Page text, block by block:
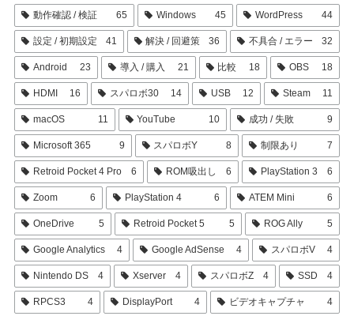
動作確認 / 検証 65 Windows 45 WordPress 44
設定 / 初期設定 41 解決 / 回避策 36 不具合 / エラー 32
Android 23 導入 / 購入 21 比較 18 OBS 18
HDMI 16 スパロボ30 14 USB 12 Steam 11
macOS 11 YouTube 10 成功 / 失敗 9
Microsoft 365 9 スパロボY 8 制限あり 7
Retroid Pocket 4 Pro 6 ROM吸出し 6 PlayStation 3 6
Zoom 6 PlayStation 4 6 ATEM Mini 6
OneDrive 5 Retroid Pocket 5 5 ROG Ally 5
Google Analytics 4 Google AdSense 4 スパロボV 4
Nintendo DS 4 Xserver 4 スパロボZ 4 SSD 4
RPCS3 4 DisplayPort 4 ビデオキャプチャ 4